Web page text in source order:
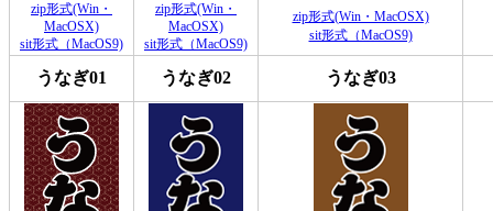
zip形式(Win・
MacOSX)
sit形式（MacOS9)
zip形式(Win・
MacOSX)
sit形式（MacOS9)
zip形式(Win・MacOSX)
sit形式（MacOS9)
うなぎ01 うなぎ02 うなぎ03